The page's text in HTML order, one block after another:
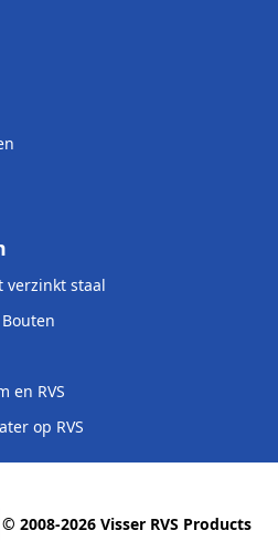
verzinkt staal
en RVS
op RVS
© 2008-2026 Visser RVS Products